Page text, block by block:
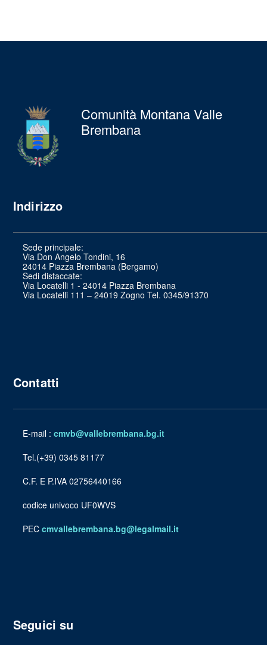
Comunità Montana Valle
Brembana
Indirizzo
Sede principale:
Via Don Angelo Tondini, 16
24014 Piazza Brembana (Bergamo)
Sedi distaccate:
Via Locatelli 1 - 24014 Piazza Brembana
Via Locatelli 111 – 24019 Zogno Tel. 0345/91370
Contatti
E-mail : cmvb@vallebrembana.bg.it
Tel.(+39) 0345 81177
C.F. E P.IVA 02756440166
codice univoco UF0WVS
PEC cmvallebrembana.bg@legalmail.it
Seguici su